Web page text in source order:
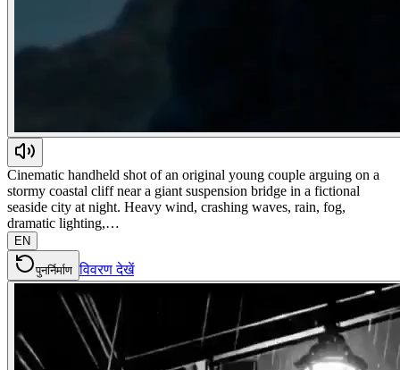
Cinematic handheld shot of an original young couple arguing on a
stormy coastal cliff near a giant suspension bridge in a fictional
seaside city at night. Heavy wind, crashing waves, rain, fog,
dramatic lighting,…
EN
पुनर्निर्माण विवरण देखें